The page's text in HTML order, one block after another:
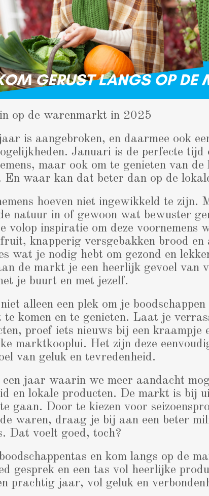
op de warenmarkt in 2025
is aangebroken, en daarmee ook
Januari is de perfecte
maar ook om te genieten van
En waar kan dat beter dan op de
hoeven niet ingewikkeld te zijn.
natuur in of gewoon wat bewuster
volop inspiratie om deze voornemens
knapperig versgebakken brood
wat je nodig hebt om gezond en
de markt je een heerlijk gevoel van
je buurt en met jezelf.
alleen een plek om je
te komen en te genieten. Laat je
proef iets nieuws bij een kraampje
marktkooplui. Het zijn deze
van geluk en tevredenheid.
jaar waarin we meer aandacht
en lokale producten. De markt is bij
gaan. Door te kiezen voor
waren, draag je bij aan een beter
Dat voelt goed, toch?
en kom langs op de
gesprek en een tas vol heerlijke
prachtig jaar, vol geluk en